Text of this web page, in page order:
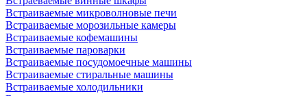
Встраиваемые микроволновые печи
Встраиваемые морозильные камеры
Встраиваемые кофемашины
Встраиваемые пароварки
Встраиваемые посудомоечные машины
Встраиваемые стиральные машины
Встраиваемые холодильники